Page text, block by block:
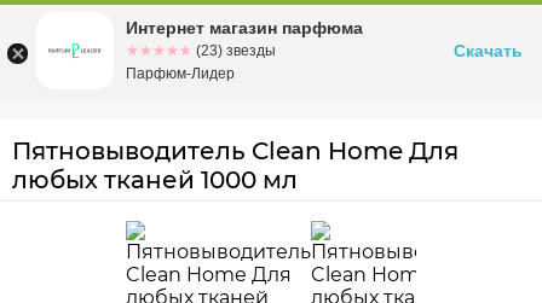
Омскул. Заозерная, 11, к. 1
Пятновыводитель Clean Home Для
любых тканей 1000 мл
Интернет магазин парфюма
☆☆☆☆☆
★★★★★ (23) звезды
Парфюм-Лидер
Скачать